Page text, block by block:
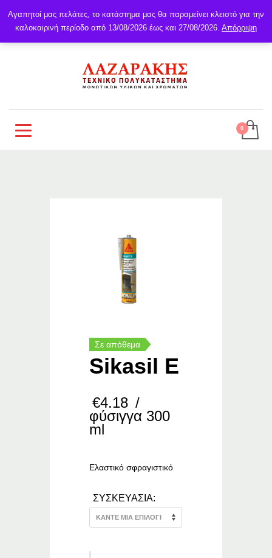
Σε απόθεμα
Sikasil E
€4.18 /
φύσιγγα 300
ml
Ελαστικό σφραγιστικό
ΣΥΣΚΕΥΑΣΙΑ:
Αγαπητοί μας πελάτες, το κατάστημα μας θα παραμείνει κλειστό για την
καλοκαιρινή περίοδο από 13/08/2026 έως και 27/08/2026. Απόρριψη